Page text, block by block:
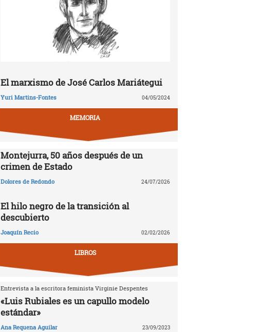
El marxismo de José Carlos Mariátegui
Yuri Martins-Fontes 04/05/2024
MEMORIA
Montejurra, 50 años después de un
crimen de Estado
Dolores de Redondo 24/07/2026
El hilo negro de la transición al
descubierto
Joaquín Recio 02/02/2026
LIBROS
Entrevista a la escritora feminista Virginie Despentes
«Luis Rubiales es un capullo modelo
estándar»
Ana Requena Aguilar 23/09/2023